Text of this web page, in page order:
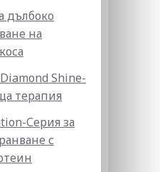
дълбоко
на
Shine-
терапия
Серия за
с